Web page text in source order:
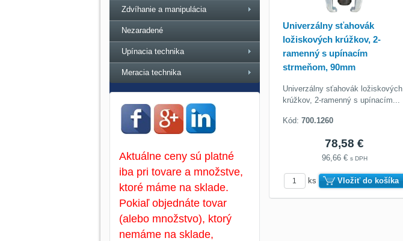
Univerzálny sťahovák
ložiskových krúžkov, 2-
ramenný s upínacím
strmeňom, 90mm
Univerzálny sťahovák ložiskových
krúžkov, 2-ramenný s upínacím...
Kód:700.1260
78,58 €
96,66 € s DPH
ks Vložiť do košíka
Zdvíhanie a manipulácia
Nezaradené
Upínacia technika
Meracia technika
Aktuálne ceny sú platné
iba pri tovare a množstve,
ktoré máme na sklade.
Pokiaľ objednáte tovar
(alebo množstvo), ktorý
nemáme na sklade,